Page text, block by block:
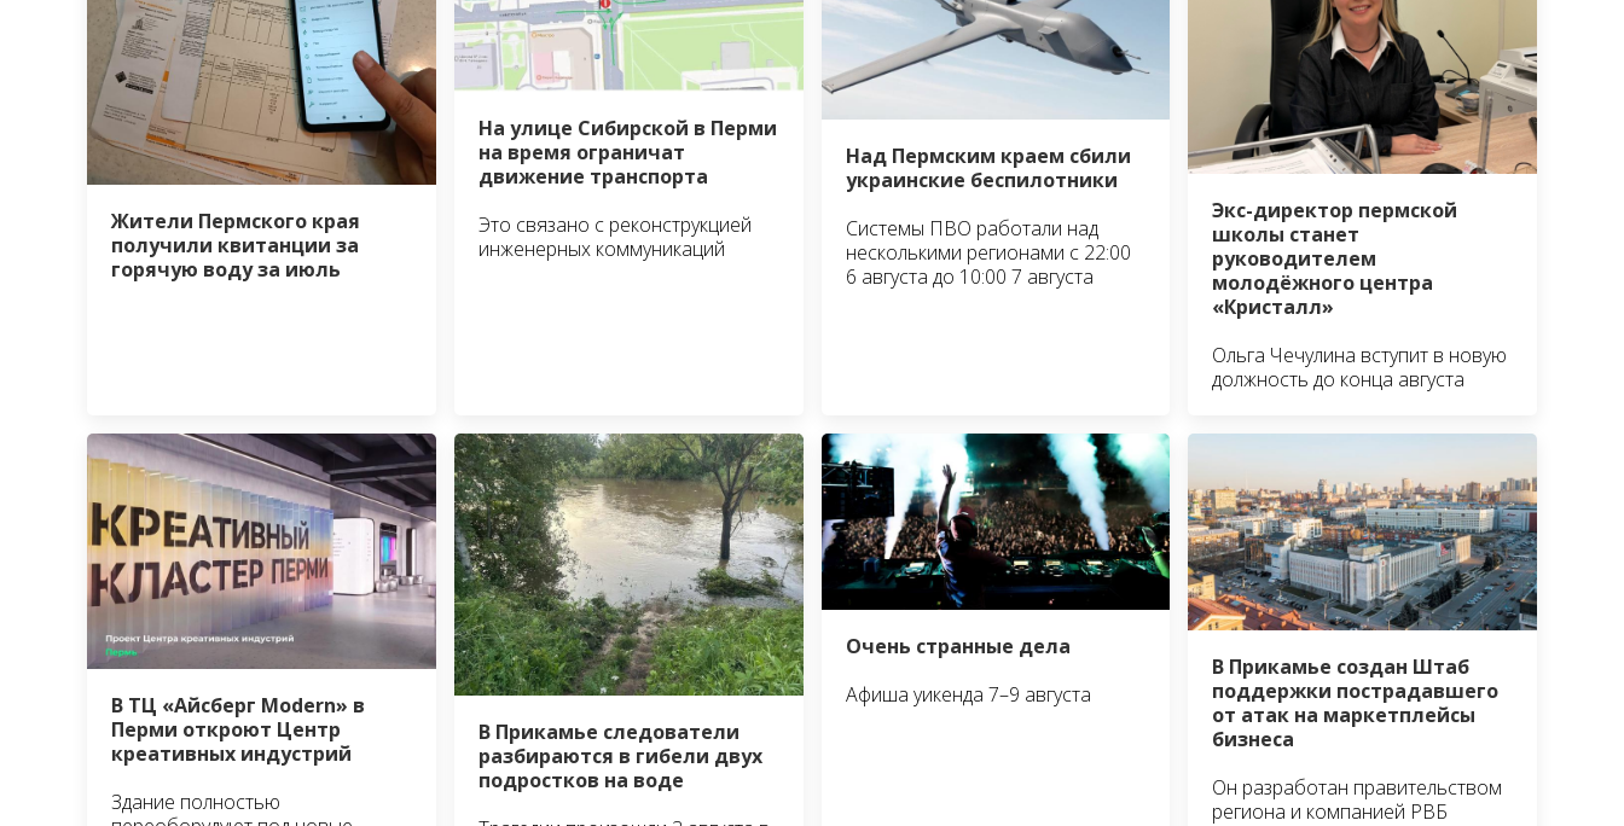
Жители Пермского края
получили квитанции за
горячую воду за июль
На улице Сибирской в Перми
на время ограничат
движение транспорта
Это связано с реконструкцией
инженерных коммуникаций
Над Пермским краем сбили
украинские беспилотники
Системы ПВО работали над
несколькими регионами с 22:00
6 августа до 10:00 7 августа
Экс-директор пермской
школы станет
руководителем
молодёжного центра
«Кристалл»
Ольга Чечулина вступит в новую
должность до конца августа
В ТЦ «Айсберг Modern» в
Перми откроют Центр
креативных индустрий
Здание полностью
В Прикамье следователи
разбираются в гибели двух
подростков на воде
Очень странные дела
Афиша уикенда 7–9 августа
В Прикамье создан Штаб
поддержки пострадавшего
от атак на маркетплейсы
бизнеса
Он разработан правительством
региона и компанией РВБ